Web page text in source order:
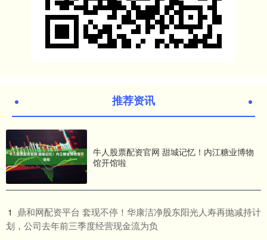
推荐资讯
牛人股票配资官网 甜城记忆！内江糖业博物
馆开馆啦
1 ​鼎和网配资平台 套现不停！华康洁净股东阳光人寿再抛减持计
划，公司去年前三季度经营现金流为负